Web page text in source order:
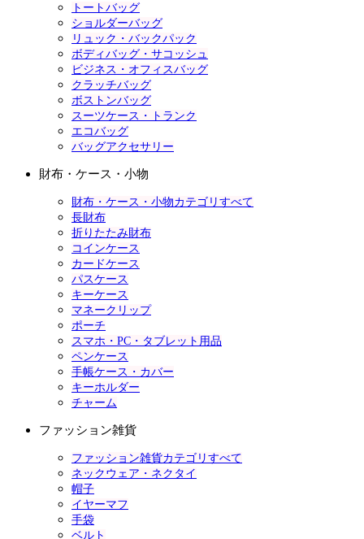
トートバッグ
ショルダーバッグ
リュック・バックパック
ボディバッグ・サコッシュ
ビジネス・オフィスバッグ
クラッチバッグ
ボストンバッグ
スーツケース・トランク
エコバッグ
バッグアクセサリー
財布・ケース・小物
財布・ケース・小物カテゴリすべて
長財布
折りたたみ財布
コインケース
カードケース
パスケース
キーケース
マネークリップ
ポーチ
スマホ・PC・タブレット用品
ペンケース
手帳ケース・カバー
キーホルダー
チャーム
ファッション雑貨
ファッション雑貨カテゴリすべて
ネックウェア・ネクタイ
帽子
イヤーマフ
手袋
ベルト